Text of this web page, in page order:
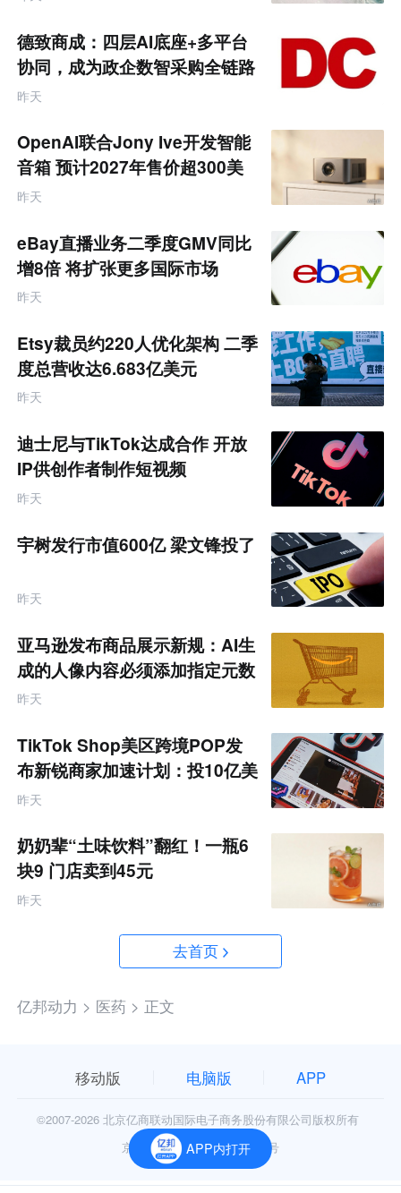
境
商
产
业
互
联
网
德致商成：四层AI底座+多平台
协同，成为政企数智采购全链路
服务商
昨天
OpenAI联合Jony Ive开发智能
音箱 预计2027年售价超300美
元
昨天
eBay直播业务二季度GMV同比
增8倍 将扩张更多国际市场
昨天
Etsy裁员约220人优化架构 二季
度总营收达6.683亿美元
昨天
迪士尼与TikTok达成合作 开放
IP供创作者制作短视频
昨天
宇树发行市值600亿 梁文锋投了
昨天
亚马逊发布商品展示新规：AI生
成的人像内容必须添加指定元数
据
昨天
TikTok Shop美区跨境POP发
布新锐商家加速计划：投10亿美
金资源帮扶四类商家
昨天
奶奶辈“土味饮料”翻红！一瓶6
块9 门店卖到45元
昨天
去首页
亿邦动力 > 医药 > 正文
APP内打开
移动版 电脑版 APP
©2007-2026 北京亿商联动国际电子商务股份有限公司版权所有
京公网安备11010602006906号